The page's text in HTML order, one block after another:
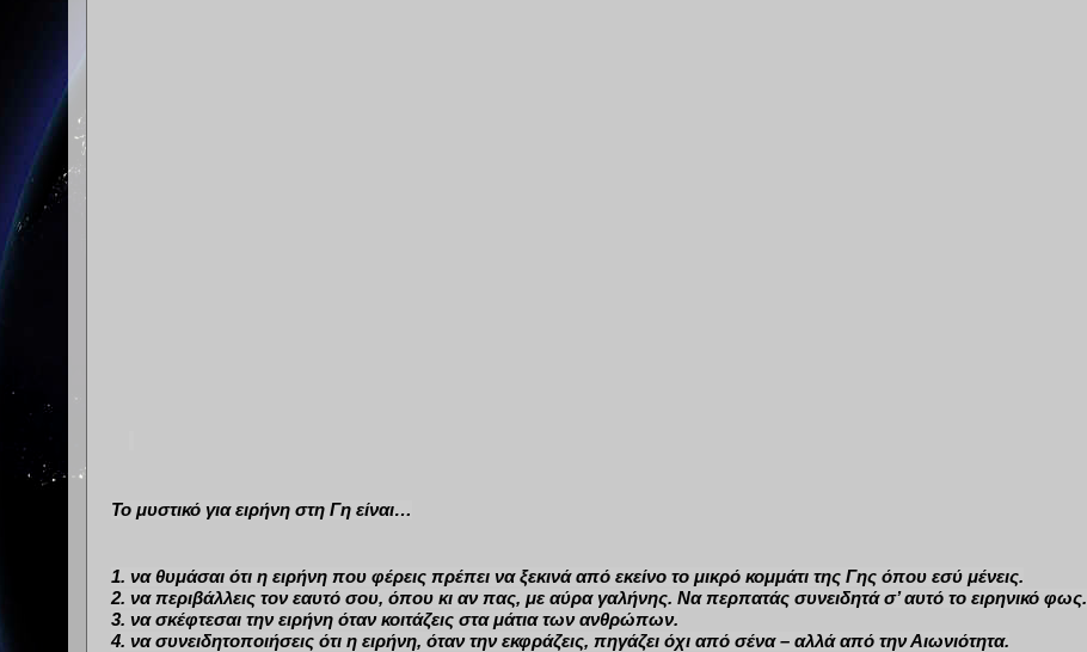
Το μυστικό για ειρήνη στη Γη είναι…
1. να θυμάσαι ότι η ειρήνη που φέρεις πρέπει να ξεκινά από εκείνο το μικρό κομμάτι της Γης όπου εσύ μένεις.
2. να περιβάλλεις τον εαυτό σου, όπου κι αν πας, με αύρα γαλήνης. Να περπατάς συνειδητά σ’ αυτό το ειρηνικό φως.
3. να σκέφτεσαι την ειρήνη όταν κοιτάζεις στα μάτια των ανθρώπων.
4. να συνειδητοποιήσεις ότι η ειρήνη, όταν την εκφράζεις, πηγάζει όχι από σένα – αλλά από την Αιωνιότητα.